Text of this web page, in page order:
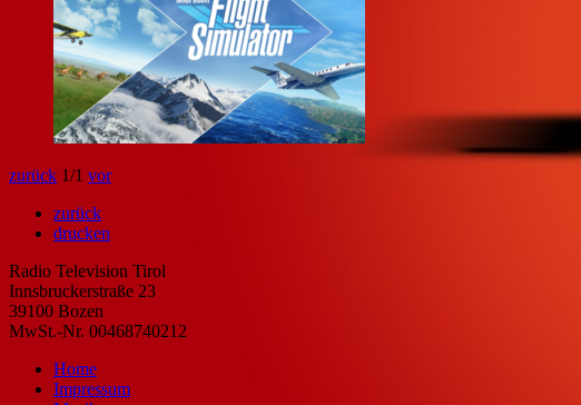
zurück 1/1 vor
zurück
drucken
Radio Television Tirol
Innsbruckerstraße 23
39100 Bozen
MwSt.-Nr. 00468740212
Home
Impressum